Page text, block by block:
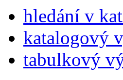
hledání v
katalogový
tabulkový